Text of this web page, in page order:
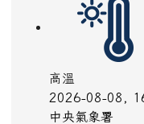
高溫
2026-08-08,
中央氣象署